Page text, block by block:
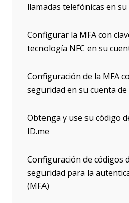
llamadas telefónicas en
Configurar la MFA con
tecnología NFC en su
Configuración de la MFA
seguridad en su cuenta de
Obtenga y use su código
ID.me
Configuración de códigos
seguridad para la
(MFA)